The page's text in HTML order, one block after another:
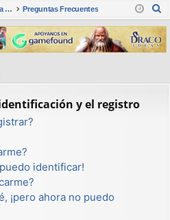
nti
fic
ar
ist
ra
rs
Foro Punta de Lanza Wargames Preguntas Frecuentes
s
c
r
y el registro
identificar!
¡pero ahora no puedo